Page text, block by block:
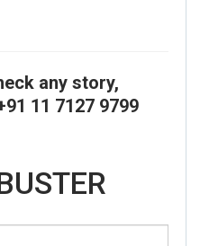
any story,
11 7127 9799